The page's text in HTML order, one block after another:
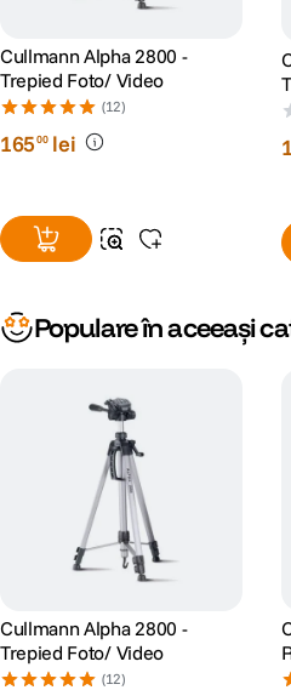
Cullmann Alpha 2800 -
Trepied Foto/ Video
(12)
16500 lei
Populare în aceeași
Cullmann Alpha 2800 -
Trepied Foto/ Video
(12)